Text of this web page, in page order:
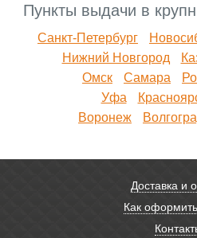
Пункты выдачи в
Санкт-Петербург
Нижний Новгород
Омск
Самара
Уфа
Воронеж
Доставка и
Как